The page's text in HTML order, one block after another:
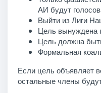
АИ будут
Выйти из Лиги
Цель вынуждена
Цель должна
Формальная
Если цель объявляет
остальные члены